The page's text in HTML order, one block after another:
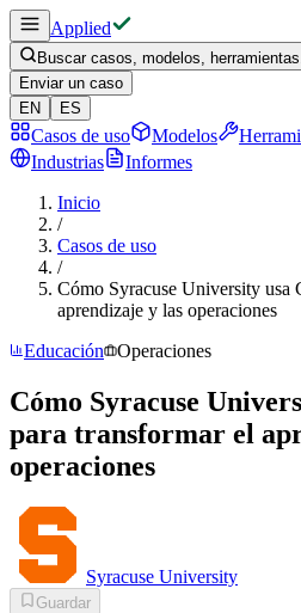
Applied
Buscar casos, modelos,
Enviar un caso
EN
ES
Casos de uso Modelos
Industrias
Informes
Inicio
/
Casos de uso
/
Cómo Syracuse University usa
aprendizaje y las operaciones
Educación
Operaciones
Cómo Syracuse
para transformar el
operaciones
Syracuse University
Guardar